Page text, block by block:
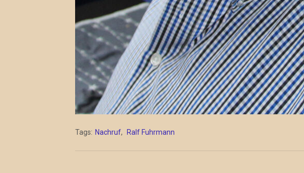
Tags: Nachruf, Ralf Fuhrmann